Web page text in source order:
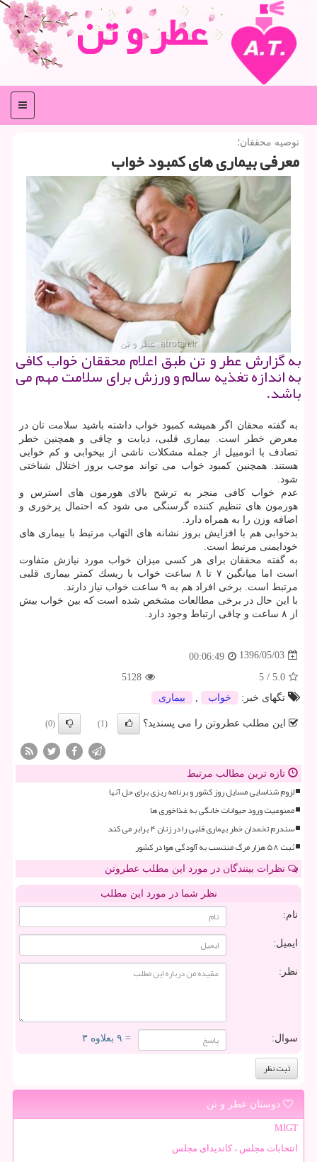
عطر و تن
منو
توصیه محققان؛
معرفی بیماری های كمبود خواب
به گزارش عطر و تن طبق اعلام محققان خواب كافی
به اندازه تغذیه سالم و ورزش برای سلامت مهم می
باشد.
به گفته محقان اگر همیشه كمبود خواب داشته باشید سلامت تان در
معرض خطر است. بیماری قلبی، دیابت و چاقی و همچنین خطر
تصادف با اتومبیل از جمله مشكلات ناشی از بیخوابی و كم خوابی
هستند. همچنین كمبود خواب می تواند موجب بروز اختلال شناختی
شود.
عدم خواب كافی منجر به ترشح بالای هورمون های استرس و
هورمون های تنظیم كننده گرسنگی می شود كه احتمال پرخوری و
اضافه وزن را به همراه دارد.
بدخوابی هم با افزایش بروز نشانه های التهاب مرتبط با بیماری های
خودایمنی مرتبط است.
به گفته محققان برای هر كسی میزان خواب مورد نیازش متفاوت
است اما میانگین ۷ تا ۸ ساعت خواب با ریسك كمتر بیماری قلبی
مرتبط است. برخی افراد هم به ۹ ساعت خواب نیاز دارند.
با این حال در برخی مطالعات مشخص شده است كه بین خواب بیش
از ۸ ساعت و چاقی ارتباط وجود دارد.
1396/05/03
00:06:49
5.0
/
5
5128
تگهای خبر:
خواب بیماری
این مطلب عطروتن را می پسندید؟ (1)
(0)
تازه ترین مطالب مرتبط
لزوم شناسایی مسایل روز کشور و برنامه ریزی برای حل آنها
ممنوعیت ورود حیوانات خانگی به غذاخوری ها
سندرم تخمدان خطر بیماری قلبی را در زنان ۴ برابر می کند
ثبت ۵۸ هزار مرگ منتسب به آلودگی هوا در کشور
نظرات بینندگان در مورد این مطلب عطروتن
نظر شما در مورد این مطلب
نام:
ایمیل:
نظر:
سوال: = ۹ بعلاوه ۳
دوستان عطر و تن
MIGT
انتخابات مجلس ، کاندیدای مجلس